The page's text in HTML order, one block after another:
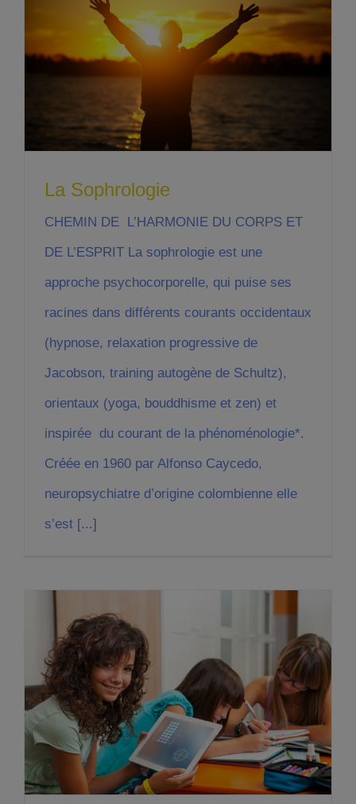
La Sophrologie
CHEMIN DE L’HARMONIE DU CORPS ET
DE L’ESPRIT La sophrologie est une
approche psychocorporelle, qui puise ses
racines dans différents courants occidentaux
(hypnose, relaxation progressive de
Jacobson, training autogène de Schultz),
orientaux (yoga, bouddhisme et zen) et
inspirée du courant de la phénoménologie*.
Créée en 1960 par Alfonso Caycedo,
neuropsychiatre d’origine colombienne elle
s’est [...]